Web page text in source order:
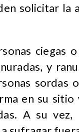
solicitar la
ciegas
y
sordas
en su
A su vez,